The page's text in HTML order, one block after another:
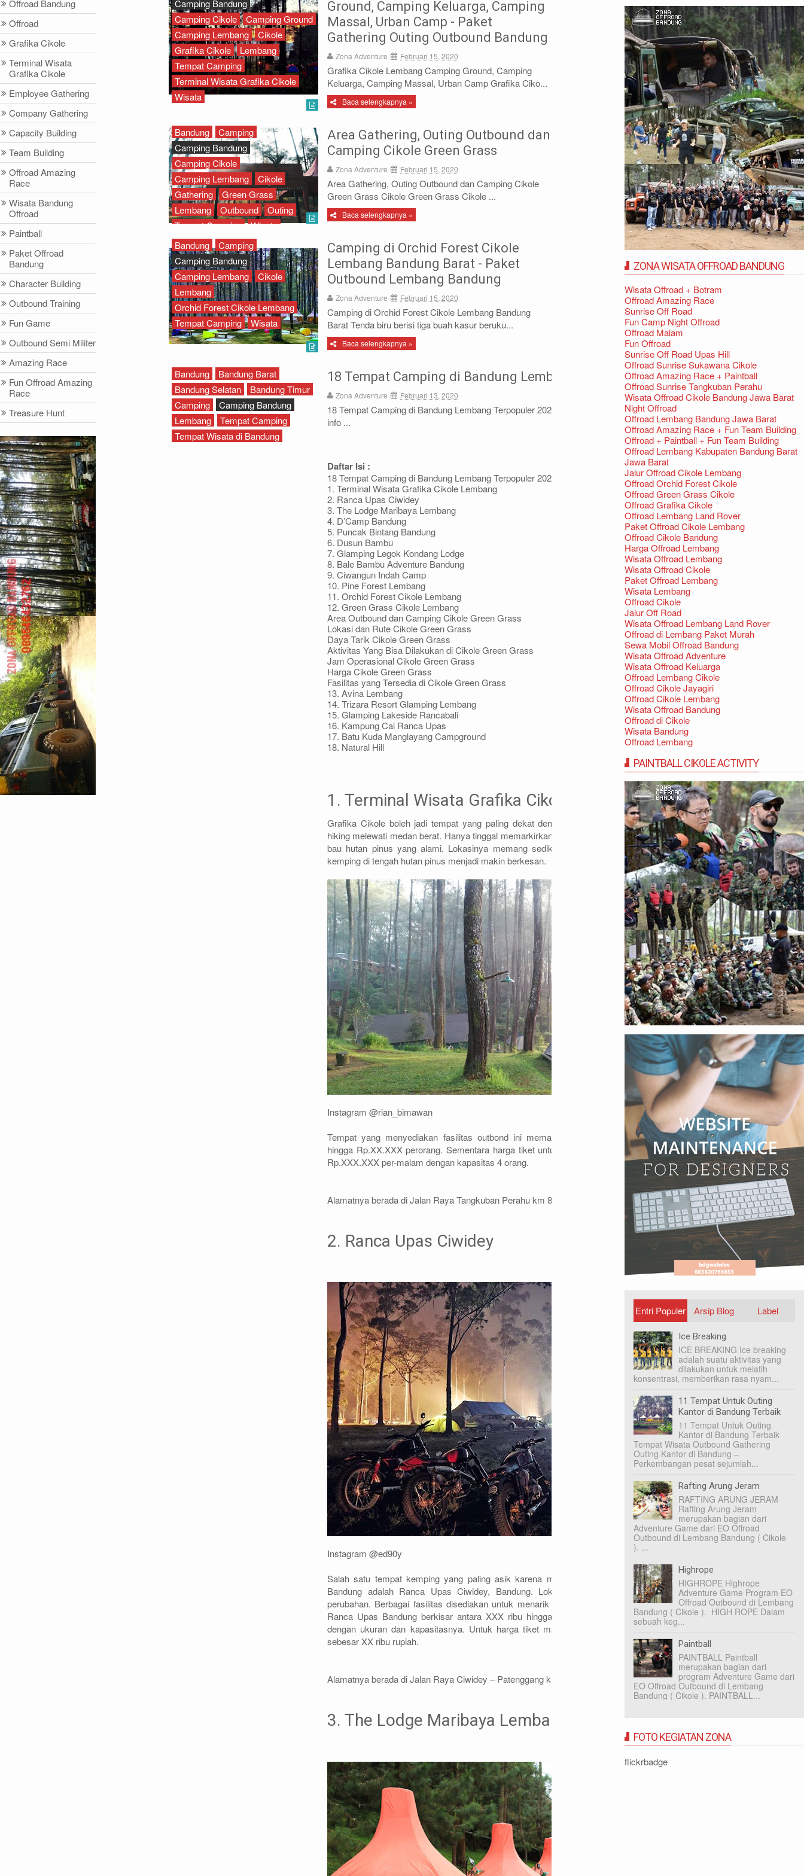
Ground, Camping Keluarga, Camping
Massal, Urban Camp - Paket
Gathering Outing Outbound Bandung
Zona Adventure Februari 15, 2020
Grafika Cikole Lembang Camping Ground, Camping
Keluarga, Camping Massal, Urban Camp Grafika Ciko...
Baca selengkapnya »
Camping Bandung
Camping Cikole
Camping Ground
Camping Lembang
Cikole
Grafika Cikole
Lembang
Tempat Camping
Terminal Wisata Grafika Cikole
Wisata
Area Gathering, Outing Outbound dan
Camping Cikole Green Grass
Zona Adventure Februari 15, 2020
Area Gathering, Outing Outbound dan Camping Cikole
Green Grass Cikole Green Grass Cikole ...
Baca selengkapnya »
Bandung
Camping
Camping Bandung
Camping Cikole
Camping Lembang
Cikole
Gathering
Green Grass
Lembang
Outbound
Outing
Tempat Camping
Wisata
Camping di Orchid Forest Cikole
Lembang Bandung Barat - Paket
Outbound Lembang Bandung
Zona Adventure Februari 15, 2020
Camping di Orchid Forest Cikole Lembang Bandung
Barat Tenda biru berisi tiga buah kasur beruku...
Baca selengkapnya »
Bandung
Camping
Camping Bandung
Camping Lembang
Cikole
Lembang
Orchid Forest Cikole Lembang
Tempat Camping
Wisata
18 Tempat Camping di Bandung Lembang Terpopuler 2020
Zona Adventure Februari 13, 2020
18 Tempat Camping di Bandung Lembang Terpopuler 2020 Tempat Camping di Bandung – Inilah
info ...
Daftar Isi :
18 Tempat Camping di Bandung Lembang Terpopuler 2020
1. Terminal Wisata Grafika Cikole Lembang
2. Ranca Upas Ciwidey
3. The Lodge Maribaya Lembang
4. D’Camp Bandung
5. Puncak Bintang Bandung
6. Dusun Bambu
7. Glamping Legok Kondang Lodge
8. Bale Bambu Adventure Bandung
9. Ciwangun Indah Camp
10. Pine Forest Lembang
11. Orchid Forest Cikole Lembang
12. Green Grass Cikole Lembang
Area Outbound dan Camping Cikole Green Grass
Lokasi dan Rute Cikole Green Grass
Daya Tarik Cikole Green Grass
Aktivitas Yang Bisa Dilakukan di Cikole Green Grass
Jam Operasional Cikole Green Grass
Harga Cikole Green Grass
Fasilitas yang Tersedia di Cikole Green Grass
13. Avina Lembang
14. Trizara Resort Glamping Lembang
15. Glamping Lakeside Rancabali
16. Kampung Cai Ranca Upas
17. Batu Kuda Manglayang Campground
18. Natural Hill
1. Terminal Wisata Grafika Cikole Lembang
Grafika Cikole boleh jadi tempat yang paling dekat dengan jalan raya. Tak perlu mendaki dan
hiking melewati medan berat. Hanya tinggal memarkirkan kendaraan kamu sudah bisa menikmati
bau hutan pinus yang alami. Lokasinya memang sedikit berbukit namun menambah suasana
kemping di tengah hutan pinus menjadi makin berkesan.
Instagram @rian_bimawan
Tempat yang menyediakan fasilitas outbond ini mematok harga masuk mulai dari Rp15.000
hingga Rp.XX.XXX perorang. Sementara harga tiket untuk kemping termasuk penyewaan tenda
Rp.XXX.XXX per-malam dengan kapasitas 4 orang.
Alamatnya berada di Jalan Raya Tangkuban Perahu km 8 Desa Cikole, Lembang, Bandung Barat.
2. Ranca Upas Ciwidey
Instagram @ed90y
Salah satu tempat kemping yang paling asik karena merupakan tempat penangkaran rusa di
Bandung adalah Ranca Upas Ciwidey, Bandung. Lokasinya kini bahkan sudah mengalami
perubahan. Berbagai fasilitas disediakan untuk menarik minat wisatawan. Harga sewa tenda di
Ranca Upas Bandung berkisar antara XXX ribu hingga XXX ribu rupiah pertenda disesuaikan
dengan ukuran dan kapasitasnya. Untuk harga tiket masuk ke Ranca Upas Bandung dikenai
sebesar XX ribu rupiah.
Alamatnya berada di Jalan Raya Ciwidey – Patenggang km 11, Ciwidey, Bandung.
3. The Lodge Maribaya Lembang
Bandung
Bandung Barat
Bandung Selatan
Bandung Timur
Camping
Camping Bandung
Lembang
Tempat Camping
Tempat Wisata di Bandung
ZONA WISATA OFFROAD BANDUNG
Wisata Offroad + Botram
Offroad Amazing Race
Sunrise Off Road
Fun Camp Night Offroad
Offroad Malam
Fun Offroad
Sunrise Off Road Upas Hill
Offroad Sunrise Sukawana Cikole
Offroad Amazing Race + Paintball
Offroad Sunrise Tangkuban Perahu
Wisata Offroad Cikole Bandung Jawa Barat
Night Offroad
Offroad Lembang Bandung Jawa Barat
Offroad Amazing Race + Fun Team Building
Offroad + Paintball + Fun Team Building
Offroad Lembang Kabupaten Bandung Barat
Jawa Barat
Jalur Offroad Cikole Lembang
Offroad Orchid Forest Cikole
Offroad Green Grass Cikole
Offroad Grafika Cikole
Offroad Lembang Land Rover
Paket Offroad Cikole Lembang
Offroad Cikole Bandung
Harga Offroad Lembang
Wisata Offroad Lembang
Wisata Offroad Cikole
Paket Offroad Lembang
Wisata Lembang
Offroad Cikole
Jalur Off Road
Wisata Offroad Lembang Land Rover
Offroad di Lembang Paket Murah
Sewa Mobil Offroad Bandung
Wisata Offroad Adventure
Wisata Offroad Keluarga
Offroad Lembang Cikole
Offroad Cikole Jayagiri
Offroad Cikole Lembang
Wisata Offroad Bandung
Offroad di Cikole
Wisata Bandung
Offroad Lembang
PAINTBALL CIKOLE ACTIVITY
Entri Populer Arsip Blog Label
Ice Breaking
ICE BREAKING Ice breaking
adalah suatu aktivitas yang
dilakukan untuk melatih
konsentrasi, memberikan rasa nyam...
11 Tempat Untuk Outing
Kantor di Bandung Terbaik
11 Tempat Untuk Outing
Kantor di Bandung Terbaik
Tempat Wisata Outbound Gathering
Outing Kantor di Bandung –
Perkembangan pesat sejumlah...
Rafting Arung Jeram
RAFTING ARUNG JERAM
Rafting Arung Jeram
merupakan bagian dari
Adventure Game dari EO Offroad
Outbound di Lembang Bandung ( Cikole
). ...
Highrope
HIGHROPE Highrope
Adventure Game Program EO
Offroad Outbound di Lembang
Bandung ( Cikole ). HIGH ROPE Dalam
sebuah keg...
Paintball
PAINTBALL Paintball
merupakan bagian dari
program Adventure Game dari
EO Offroad Outbound di Lembang
Bandung ( Cikole ). PAINTBALL...
FOTO KEGIATAN ZONA
flickrbadge
Offroad Bandung
Offroad
Grafika Cikole
Terminal Wisata
Grafika Cikole
Employee Gathering
Company Gathering
Capacity Building
Team Building
Offroad Amazing
Race
Wisata Bandung
Offroad
Paintball
Paket Offroad
Bandung
Character Building
Outbound Training
Fun Game
Outbound Semi Militer
Amazing Race
Fun Offroad Amazing
Race
Treasure Hunt